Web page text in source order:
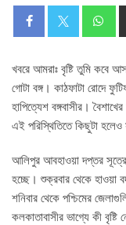
খবরে আমরাঃ বৃষ্টি তুমি কবে
গোটা বঙ্গ। কাঠফাটা রোদে
হাপিত্যেশ বঙ্গবাসীর।
এই পরিস্থিতিতে কিছুটা
আলিপুর আবহাওয়া দপ্তর সূত্রে
হচ্ছে। শুক্রবার থেকে হাওয়া
শনিবার থেকে পশ্চিমের
কলকাতাবাসীর ভাগ্যে কী